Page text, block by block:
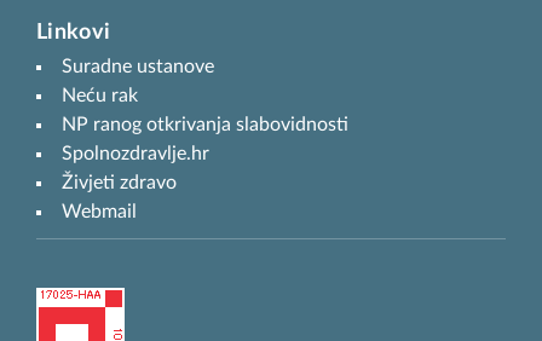
Linkovi
Suradne ustanove
Neću rak
NP ranog otkrivanja slabovidnosti
Spolnozdravlje.hr
Živjeti zdravo
Webmail